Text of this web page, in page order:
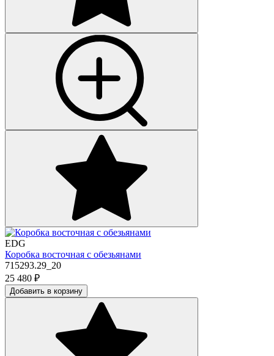
EDG
Коробка восточная с обезьянами
715293.29_20
25 480 ₽
Добавить в корзину